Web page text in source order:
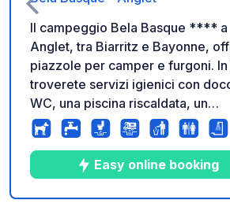
Il campeggio Bela Basque **** a
Anglet, tra Biarritz e Bayonne,
piazzole per camper e furgoni.
troverete servizi igienici con
WC, una piscina riscaldata, un
bar/ristorante, una lavanderia, un
giochi, ecc.
Easy online booking